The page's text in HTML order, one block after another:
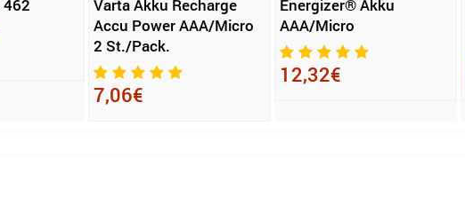
462
Varta Akku Recharge
Accu Power AAA/Micro
2 St./Pack.
7,06€
Energizer® Akku
AAA/Micro
12,32€